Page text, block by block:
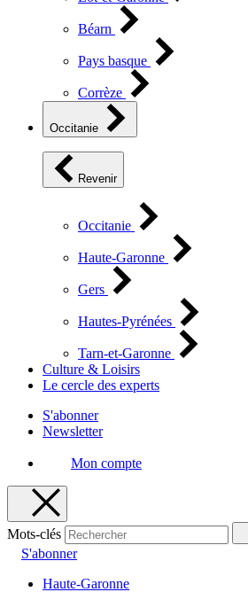
Béarn
Pays basque
Corrèze
Occitanie
Revenir
Occitanie
Haute-Garonne
Gers
Hautes-Pyrénées
Tarn-et-Garonne
Culture & Loisirs
Le cercle des experts
S'abonner
Newsletter
Mon compte
Mots-clés
S'abonner
Haute-Garonne